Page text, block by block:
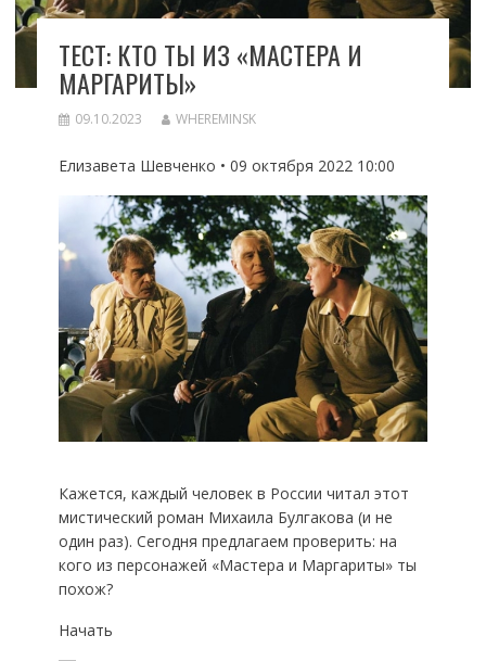
ТЕСТ: КТО ТЫ ИЗ «МАСТЕРА И
МАРГАРИТЫ»
09.10.2023 WHEREMINSK
Елизавета Шевченко • 09 октября 2022 10:00
Кажется, каждый человек в России читал этот
мистический роман Михаила Булгакова (и не
один раз). Сегодня предлагаем проверить: на
кого из персонажей «Мастера и Маргариты» ты
похож?
Начать